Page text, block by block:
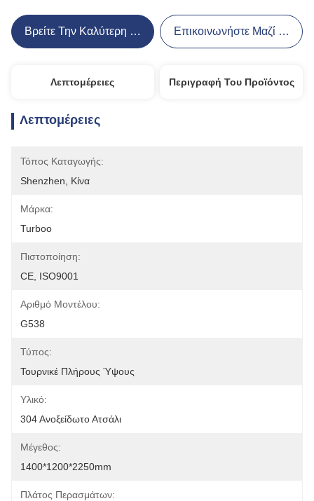
Βρείτε Την Καλύτερη Τιμή Επικοινωνήστε Μαζί Μας
Λεπτομέρειες Περιγραφή Του Προϊόντος
Λεπτομέρειες
Τόπος Καταγωγής:
Shenzhen, Κίνα
Μάρκα:
Turboo
Πιστοποίηση:
CE, ISO9001
Αριθμό Μοντέλου:
G538
Τύπος:
Τουρνικέ Πλήρους Ύψους
Υλικό:
304 Ανοξείδωτο Ατσάλι
Μέγεθος:
1400*1200*2250mm
Πλάτος Περασμάτων: